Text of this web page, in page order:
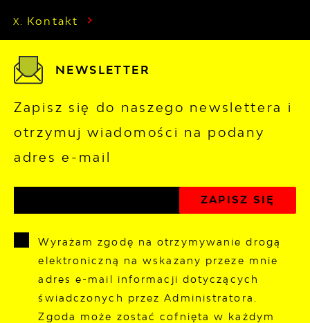
Kontakt
NEWSLETTER
Zapisz się do naszego newslettera i
otrzymuj wiadomości na podany
adres e-mail
Wyrażam zgodę na otrzymywanie drogą
elektroniczną na wskazany przeze mnie
adres e-mail informacji dotyczących
świadczonych przez Administratora.
Zgoda może zostać cofnięta w każdym